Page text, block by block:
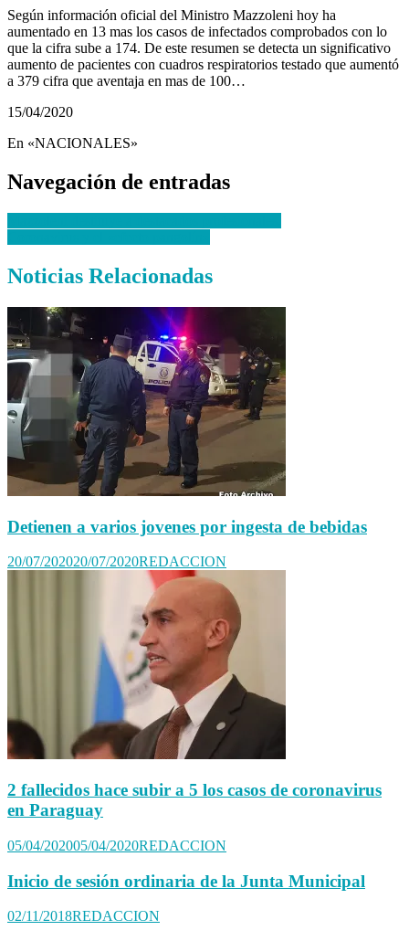
Según información oficial del Ministro Mazzoleni hoy ha
aumentado en 13 mas los casos de infectados comprobados con lo
que la cifra sube a 174. De este resumen se detecta un significativo
aumento de pacientes con cuadros respiratorios testado que aumentó
a 379 cifra que aventaja en mas de 100…
15/04/2020
En «NACIONALES»
Navegación de entradas
Noticias Relacionadas
Detienen a varios jovenes por ingesta de bebidas
20/07/202020/07/2020REDACCION
2 fallecidos hace subir a 5 los casos de coronavirus
en Paraguay
05/04/202005/04/2020REDACCION
Inicio de sesión ordinaria de la Junta Municipal
02/11/2018REDACCION